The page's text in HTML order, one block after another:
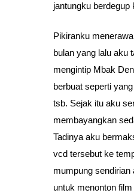
jantungku berdegup
Pikiranku
bulan yang lalu aku
mengintip Mbak
berbuat seperti
tsb. Sejak itu aku
membayangkan
Tadinya aku
vcd tersebut ke
mumpung
untuk menonton